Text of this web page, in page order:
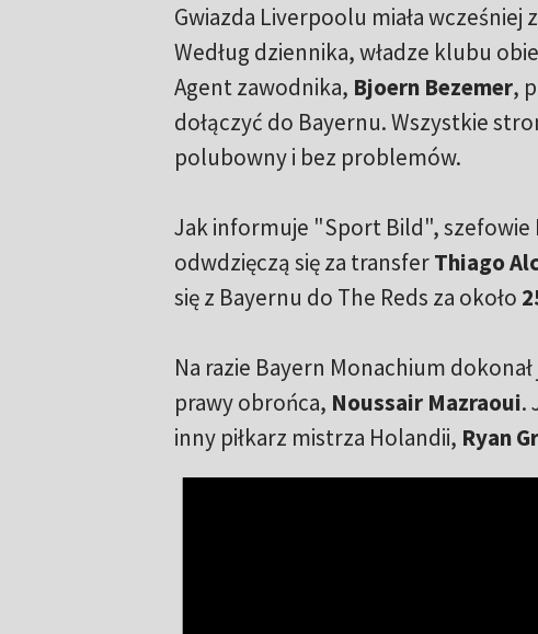
Gwiazda Liverpoolu miała
Według dziennika, władze klubu
Agent zawodnika, Bjoern Bezemer,
dołączyć do Bayernu. Wszystkie
polubowny i bez problemów.
Jak informuje "Sport Bild", szefowie
odwdzięczą się za transferThiago
się z Bayernu do The Reds za około
Na razie Bayern Monachium
prawy obrońca, Noussair Mazraoui.
inny piłkarz mistrza Holandii, Ryan